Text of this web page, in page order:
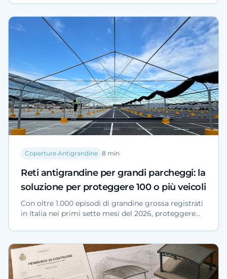
coperture modulari permettono di proteggere
centinaia di veicoli per fasi, senza interrompere le
operazioni.
Coperture Antigrandine 8 min
Reti antigrandine per grandi parcheggi: la
soluzione per proteggere 100 o più veicoli
Con oltre 1.000 episodi di grandine grossa registrati
in Italia nei primi sette mesi del 2026, proteggere
risk management. Dati di settore, vantaggi tecnici
della rete in polietilene ad alta densità e criteri di
progettazione per grandi superfici.